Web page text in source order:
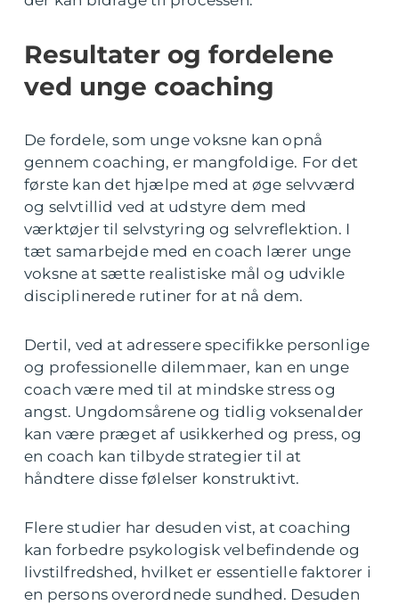
Resultater og fordelene
ved unge coaching
De fordele, som unge voksne kan opnå
gennem coaching, er mangfoldige. For det
første kan det hjælpe med at øge selvværd
og selvtillid ved at udstyre dem med
værktøjer til selvstyring og selvreflektion. I
tæt samarbejde med en coach lærer unge
voksne at sætte realistiske mål og udvikle
disciplinerede rutiner for at nå dem.
Dertil, ved at adressere specifikke personlige
og professionelle dilemmaer, kan en unge
coach være med til at mindske stress og
angst. Ungdomsårene og tidlig voksenalder
kan være præget af usikkerhed og press, og
en coach kan tilbyde strategier til at
håndtere disse følelser konstruktivt.
Flere studier har desuden vist, at coaching
kan forbedre psykologisk velbefindende og
livstilfredshed, hvilket er essentielle faktorer i
en persons overordnede sundhed. Desuden